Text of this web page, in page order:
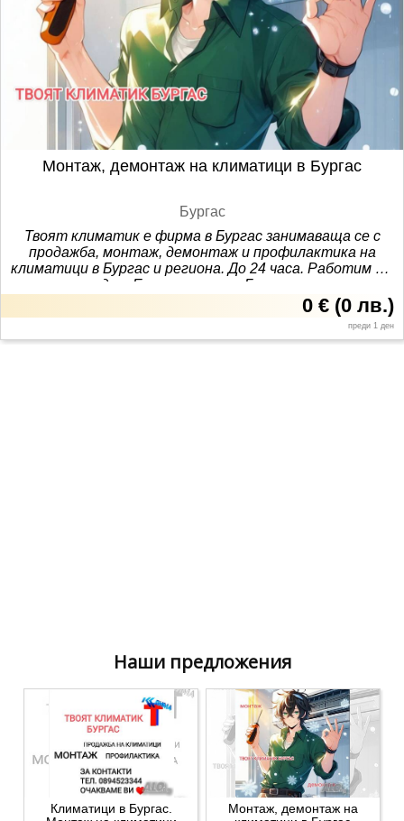
0 € (0 лв.)
преди 1 ден
Монтаж, демонтаж на климатици в Бургас
Бургас
Твоят климатик е фирма в Бургас занимаваща се с
продажба, монтаж, демонтаж и профилактика на
климатици в Бургас и региона. До 24 часа. Работим и в
почивните дни. Евтин монтаж. Бързо и качествено
обслужване. Работим в Бургас и региона.
Наши предложения
Климатици в Бургас.
Монтаж, демонтаж на